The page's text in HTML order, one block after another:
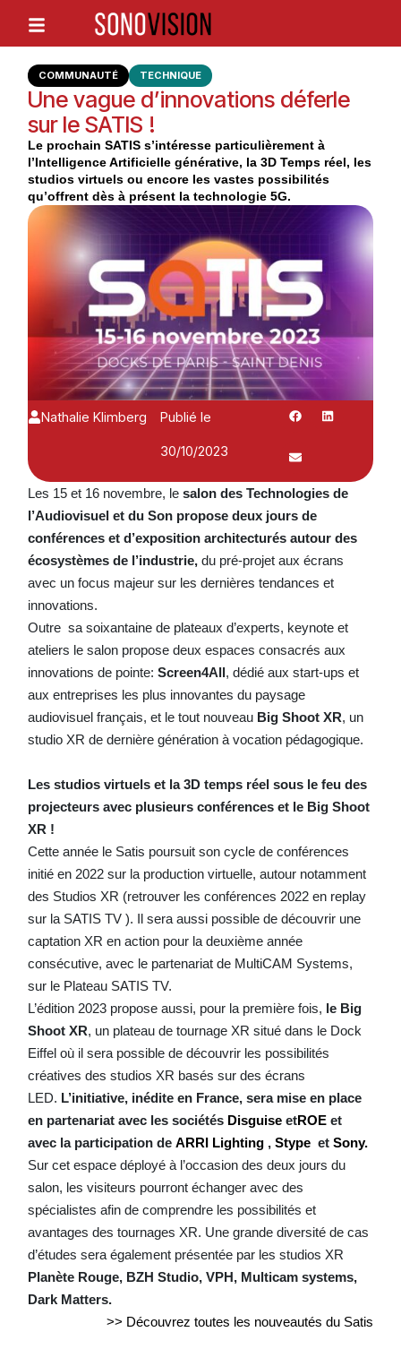
COMMUNAUTÉ TECHNIQUE
Une vague d’innovations déferle
sur le SATIS !
Le prochain SATIS s’intéresse particulièrement à
l’Intelligence Artificielle générative, la 3D Temps réel, les
studios virtuels ou encore les vastes possibilités
qu’offrent dès à présent la technologie 5G.
Nathalie Klimberg
Publié le
30/10/2023
Les 15 et 16 novembre, le salon des Technologies de
l’Audiovisuel et du Son propose deux jours de
conférences et d’exposition architecturés autour des
écosystèmes de l’industrie, du pré-projet aux écrans
avec un focus majeur sur les dernières tendances et
innovations.
Outre sa soixantaine de plateaux d’experts, keynote et
ateliers le salon propose deux espaces consacrés aux
innovations de pointe: Screen4All, dédié aux start-ups et
aux entreprises les plus innovantes du paysage
audiovisuel français, et le tout nouveau Big Shoot XR, un
studio XR de dernière génération à vocation pédagogique.
Les studios virtuels et la 3D temps réel sous le feu des
projecteurs avec plusieurs conférences et le Big Shoot
XR !
Cette année le Satis poursuit son cycle de conférences
initié en 2022 sur la production virtuelle, autour notamment
des Studios XR (retrouver les conférences 2022 en replay
sur la SATIS TV ). Il sera aussi possible de découvrir une
captation XR en action pour la deuxième année
consécutive, avec le partenariat de MultiCAM Systems,
sur le Plateau SATIS TV.
L’édition 2023 propose aussi, pour la première fois, le Big
Shoot XR, un plateau de tournage XR situé dans le Dock
Eiffel où il sera possible de découvrir les possibilités
créatives des studios XR basés sur des écrans
LED. L’initiative, inédite en France, sera mise en place
en partenariat avec les sociétés Disguise etROEet
avec la participation de ARRI Lighting , Stypeet Sony.
Sur cet espace déployé à l’occasion des deux jours du
salon, les visiteurs pourront échanger avec des
spécialistes afin de comprendre les possibilités et
avantages des tournages XR. Une grande diversité de cas
d’études sera également présentée par les studios XR
Planète Rouge, BZH Studio, VPH, Multicam systems,
Dark Matters.
>> Découvrez toutes les nouveautés du Satis